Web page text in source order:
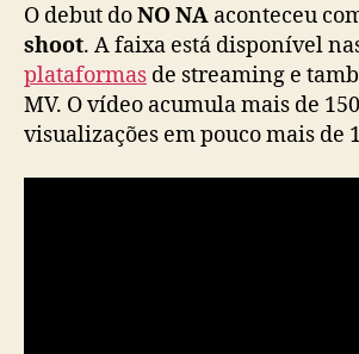
O debut doNO NA aconteceu
shoot. A faixa está disponível
plataformas de streaming e
MV. O vídeo acumula mais de
visualizações em pouco mais de